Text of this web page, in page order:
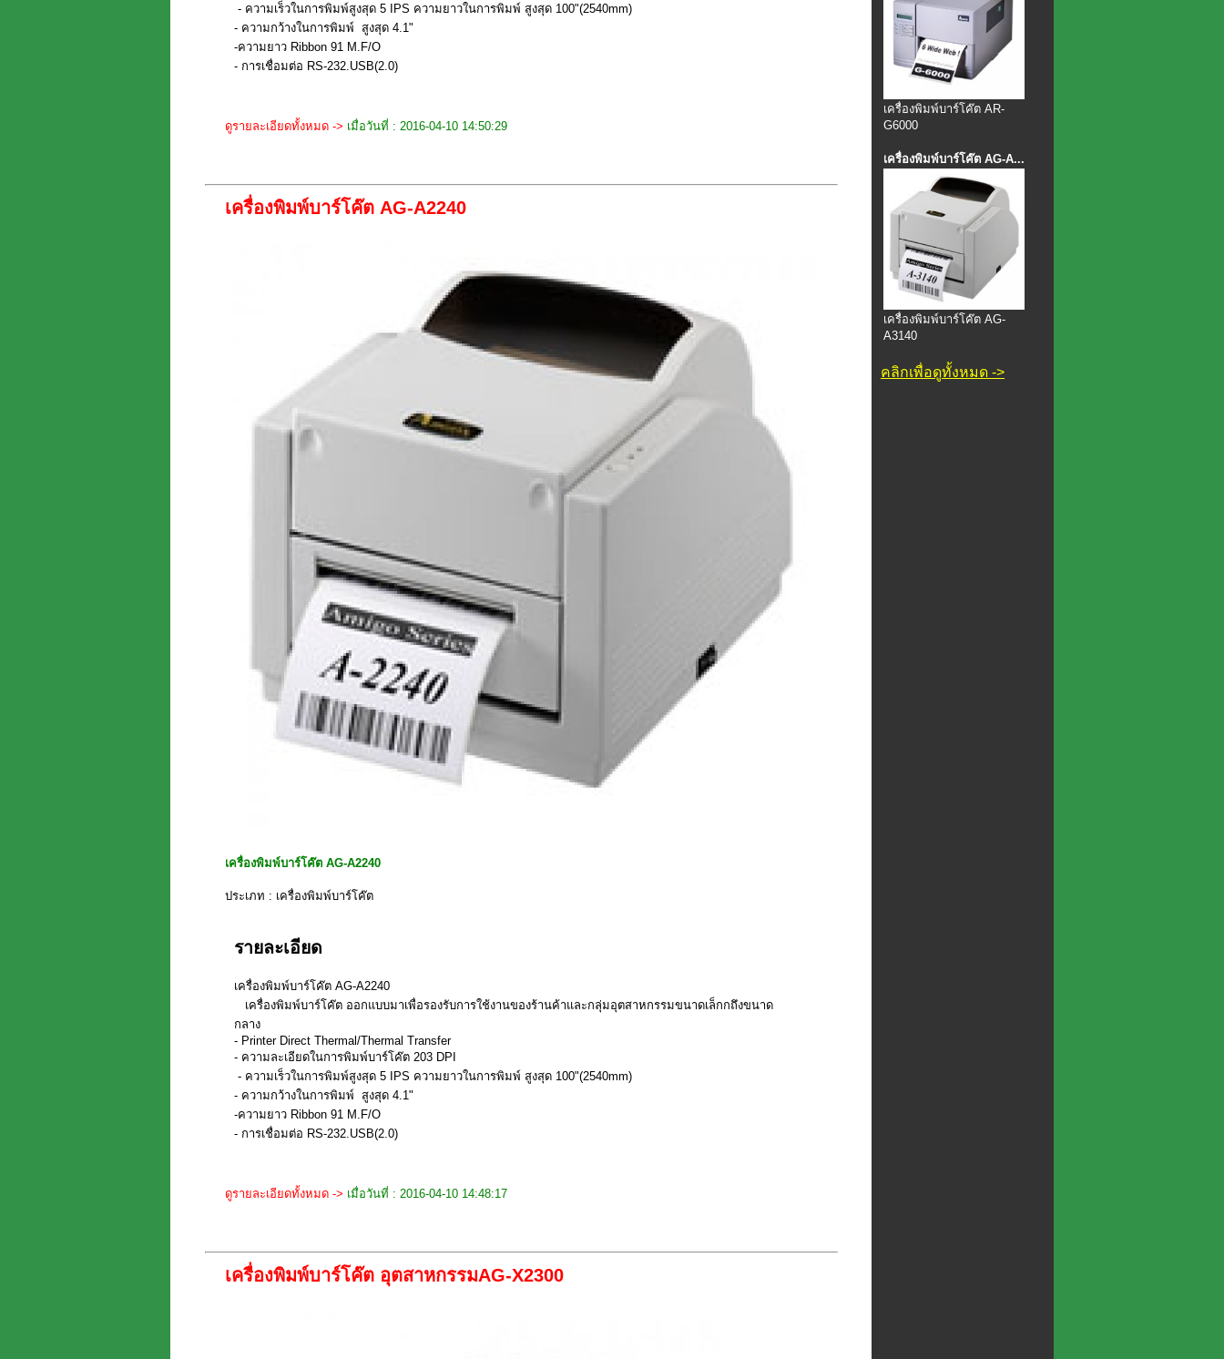
- ความเร็วในการพิมพ์สูงสุด 5 IPS ความยาวในการพิมพ์ สูงสุด 100"(2540mm)
- ความกว้างในการพิมพ์ สูงสุด 4.1"
-ความยาว Ribbon 91 M.F/O
- การเชื่อมต่อ RS-232.USB(2.0)
ดูรายละเอียดทั้งหมด -> เมื่อวันที่ : 2016-04-10 14:50:29
เครื่องพิมพ์บาร์โค๊ต AG-A2240
เครื่องพิมพ์บาร์โค๊ต AG-A2240
ประเภท : เครื่องพิมพ์บาร์โค๊ต
รายละเอียด
เครื่องพิมพ์บาร์โค๊ต AG-A2240
เครื่องพิมพ์บาร์โค๊ต ออกแบบมาเพื่อรองรับการใช้งานของร้านค้าและกลุ่มอุตสาหกรรมขนาดเล็กกถึงขนาด
กลาง
- Printer Direct Thermal/Thermal Transfer
- ความละเอียดในการพิมพ์บาร์โค๊ต 203 DPI
- ความเร็วในการพิมพ์สูงสุด 5 IPS ความยาวในการพิมพ์ สูงสุด 100"(2540mm)
- ความกว้างในการพิมพ์ สูงสุด 4.1"
-ความยาว Ribbon 91 M.F/O
- การเชื่อมต่อ RS-232.USB(2.0)
ดูรายละเอียดทั้งหมด -> เมื่อวันที่ : 2016-04-10 14:48:17
เครื่องพิมพ์บาร์โค๊ต อุตสาหกรรมAG-X2300
เครื่องพิมพ์บาร์โค๊ต AR-
G6000
เครื่องพิมพ์บาร์โค๊ต AG-A...
เครื่องพิมพ์บาร์โค๊ต AG-
A3140
คลิกเพื่อดูทั้งหมด ->